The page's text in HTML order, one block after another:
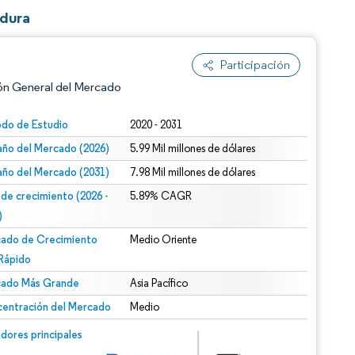
Participación
General del Mercado
de Estudio 2020 - 2031
del Mercado (2026) 5.99 Mil millones de dólares
del Mercado (2031) 7.98 Mil millones de dólares
de crecimiento (2026 -
5.89% CAGR
de Crecimiento
Medio Oriente
Más Grande Asia Pacífico
del Mercado Medio
principales
© Mordor Intelligence. El uso requiere atribución según CC BY 4.0.
CC BY 4.0.